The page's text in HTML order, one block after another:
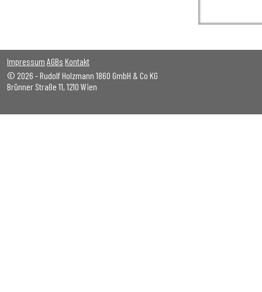
Impressum AGBs Kontakt
© 2026 - Rudolf Holzmann 1860 GmbH & Co KG
Brünner Straße 11, 1210 Wien